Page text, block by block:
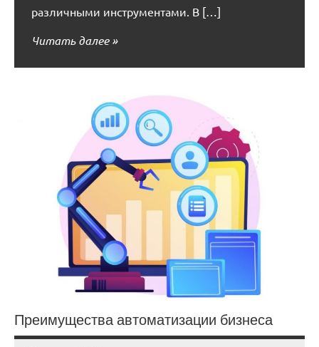
различными инструментами. В […]
Читать далее
Преимущества автоматизации бизнеса